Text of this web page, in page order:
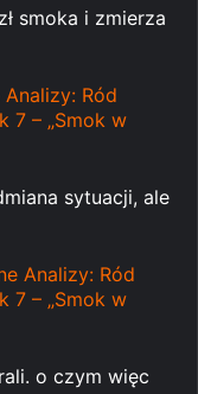
smoka i zmierza
Ród
7 – „Smok w
sytuacji, ale
Analizy: Ród
7 – „Smok w
o czym więc